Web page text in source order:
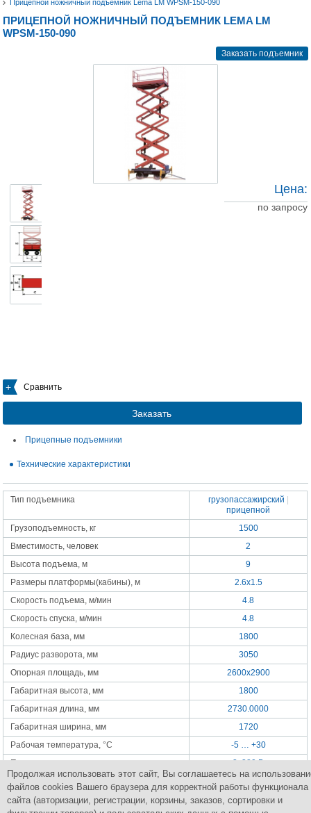
Прицепной ножничный подъемник Lema LM WPSM-150-090
ПРИЦЕПНОЙ НОЖНИЧНЫЙ ПОДЪЕМНИК LEMA LM
WPSM-150-090
Заказать подъемник
Сравнить
Заказать
Цена:
по запросу
Прицепные подъемники
Технические характеристики
Тип подъемника грузопассажирский
прицепной
Грузоподъемность, кг
1500
Вместимость, человек
2
Высота подъема, м
9
Размеры платформы(кабины), м
2.6х1.5
Скорость подъема, м/мин
4.8
Скорость спуска, м/мин
4.8
Колесная база, мм
1800
Радиус разворота, мм
3050
Опорная площадь, мм
2600x2900
Габаритная высота, мм
1800
Габаритная длина, мм
2730.0000
Габаритная ширина, мм
1720
Рабочая температура, °C
-5 … +30
Питание
3x380 В
Мощность двигателя подъема, кВт
Масса, кг
2500
Продолжая использовать этот сайт, Вы соглашаетесь на
файлов cookies Вашего браузера для корректной работы функционала
сайта (авторизации, регистрации, корзины, заказов, сортировки и